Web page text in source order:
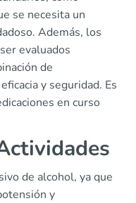
se necesita un
Además, los
evaluados
de
y seguridad. Es
en curso
de alcohol, ya que
y